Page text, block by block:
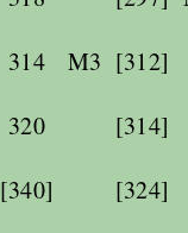
314 M3 [312]
320
[314]
[340]
[324]